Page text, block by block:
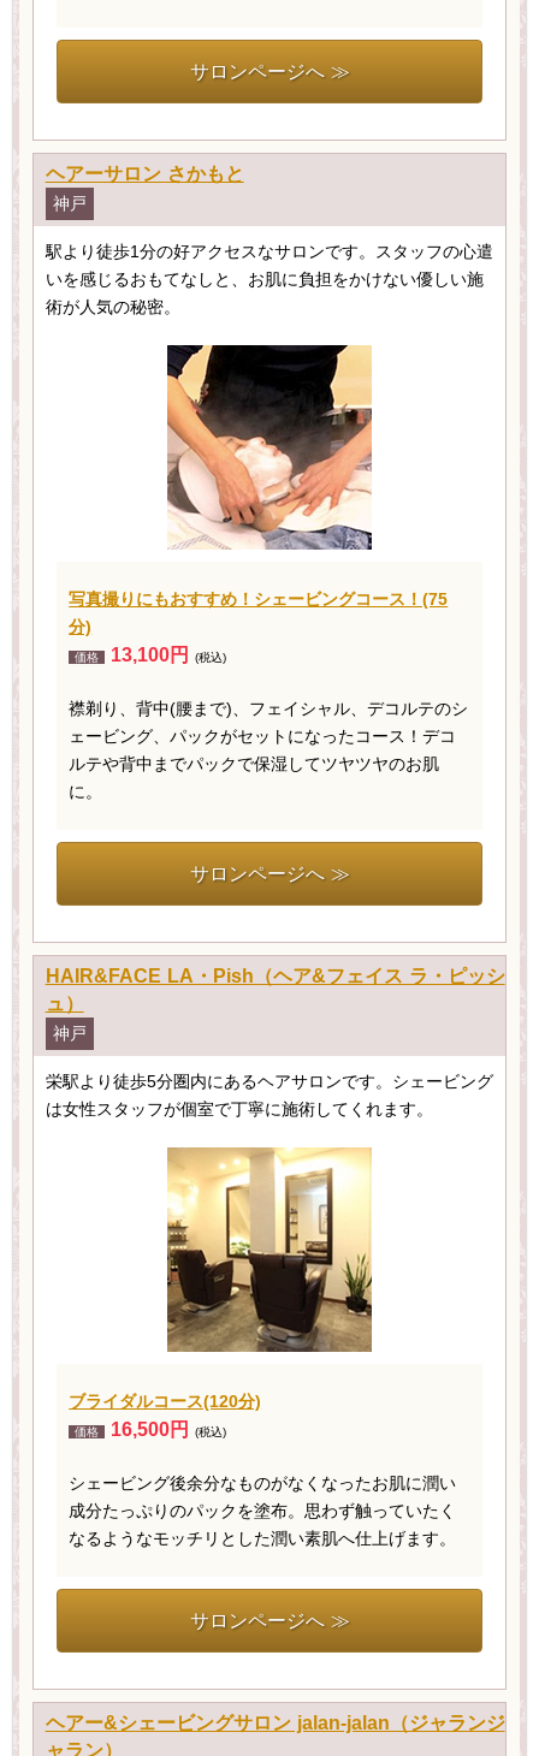
サロンページへ ≫
ヘアーサロン さかもと
神戸
駅より徒歩1分の好アクセスなサロンです。スタッフの心遣
いを感じるおもてなしと、お肌に負担をかけない優しい施
術が人気の秘密。
写真撮りにもおすすめ！シェービングコース！(75
分)
価格 13,100円 (税込)
襟剃り、背中(腰まで)、フェイシャル、デコルテのシ
ェービング、パックがセットになったコース！デコ
ルテや背中までパックで保湿してツヤツヤのお肌
に。
サロンページへ ≫
HAIR&FACE LA・Pish（ヘア&フェイス ラ・ピッシ
ュ）
神戸
栄駅より徒歩5分圏内にあるヘアサロンです。シェービング
は女性スタッフが個室で丁寧に施術してくれます。
ブライダルコース(120分)
価格 16,500円 (税込)
シェービング後余分なものがなくなったお肌に潤い
成分たっぷりのパックを塗布。思わず触っていたく
なるようなモッチリとした潤い素肌へ仕上げます。
サロンページへ ≫
ヘアー&シェービングサロン jalan-jalan（ジャランジ
ャラン）